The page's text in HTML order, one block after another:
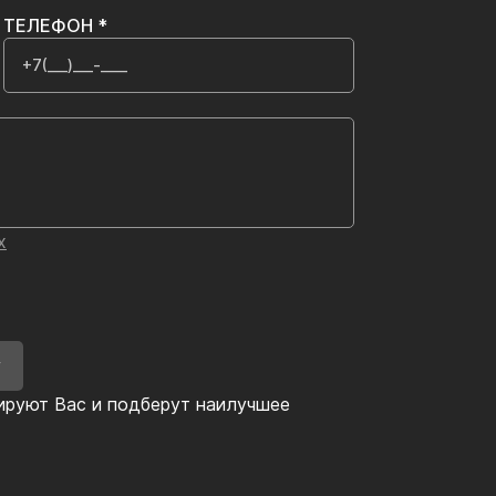
Вас и подберут наилучшее
ТЕЛЕФОН *